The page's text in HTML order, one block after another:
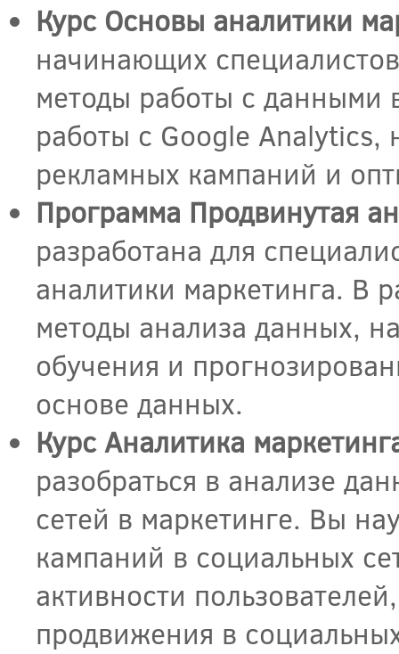
Курс Основы аналитики
начинающих
методы работы с данными
работы с Google Analytics,
рекламных кампаний и
Программа Продвинутая
разработана для
аналитики маркетинга. В
методы анализа данных,
обучения и
основе данных.
Курс Аналитика
разобраться в анализе
сетей в маркетинге. Вы
кампаний в социальных
активности
продвижения в